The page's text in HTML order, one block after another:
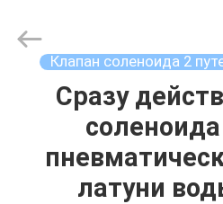
ДОМ
ПРОДУКТЫ
FLUID
AUTOMATIC
CONTROL
Клапан соленоида 2
Сразу
латуни